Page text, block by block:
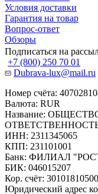
Условия доставки
Гарантия на товар
Вопрос-ответ
Обзоры
Подписаться на
+7 (800) 250 70 01
Dubrava-lux@mail.ru
Номер счёта:
Валюта: RUR
Название:
ИНН: 2311345065
КПП: 231101001
Банк: ФИЛИАЛ
БИК: 046015207
Кор. счёт:
Юридический адрес